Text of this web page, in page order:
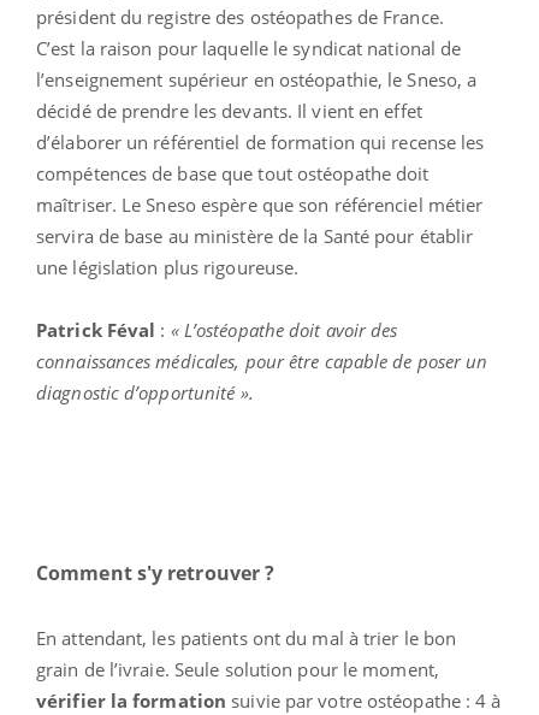
président du registre des ostéopathes de France.
C’est la raison pour laquelle le syndicat national de
l’enseignement supérieur en ostéopathie, le Sneso, a
décidé de prendre les devants. Il vient en effet
d’élaborer un référentiel de formation qui recense les
compétences de base que tout ostéopathe doit
maîtriser. Le Sneso espère que son référenciel métier
servira de base au ministère de la Santé pour établir
une législation plus rigoureuse.
Patrick Féval : « L’ostéopathe doit avoir des
connaissances médicales, pour être capable de poser un
diagnostic d’opportunité ».
Comment s'y retrouver ?
En attendant, les patients ont du mal à trier le bon
grain de l’ivraie. Seule solution pour le moment,
vérifier la formation suivie par votre ostéopathe : 4 à